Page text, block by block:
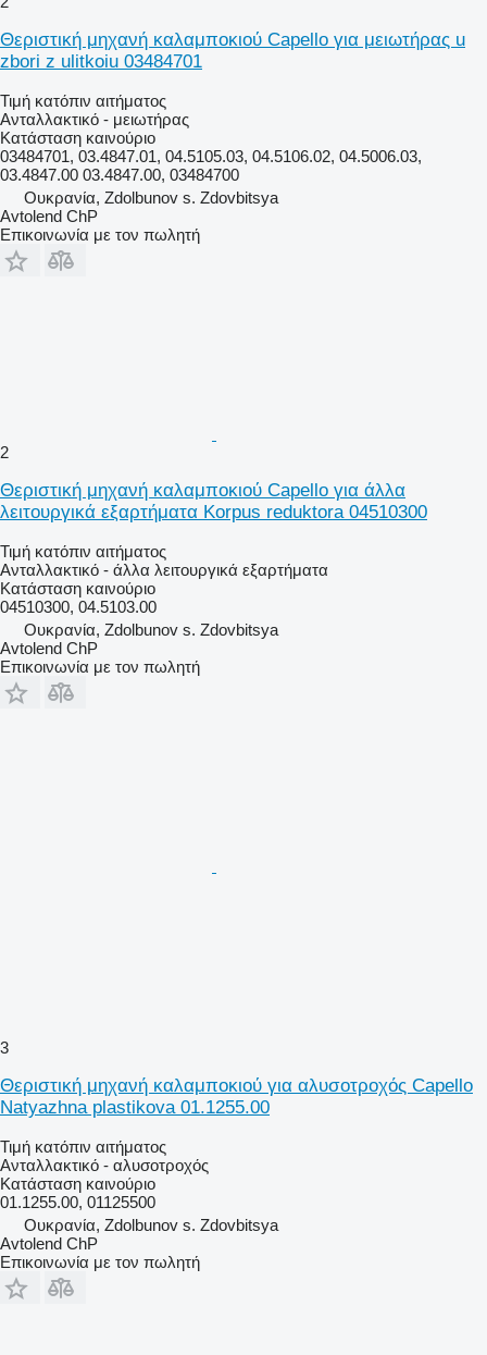
Θεριστική μηχανή καλαμποκιού Capello για μειωτήρας u
zbori z ulitkoiu 03484701
Τιμή κατόπιν αιτήματος
Ανταλλακτικό - μειωτήρας
Κατάσταση καινούριο
03484701, 03.4847.01, 04.5105.03, 04.5106.02, 04.5006.03,
03.4847.00 03.4847.00, 03484700
Ουκρανία, Zdolbunov s. Zdovbitsya
Avtolend ChP
Επικοινωνία με τον πωλητή
2
Θεριστική μηχανή καλαμποκιού Capello για άλλα
λειτουργικά εξαρτήματα Korpus reduktora 04510300
Τιμή κατόπιν αιτήματος
Ανταλλακτικό - άλλα λειτουργικά εξαρτήματα
Κατάσταση καινούριο
04510300, 04.5103.00
Ουκρανία, Zdolbunov s. Zdovbitsya
Avtolend ChP
Επικοινωνία με τον πωλητή
3
Θεριστική μηχανή καλαμποκιού για αλυσοτροχός Capello
Natyazhna plastikova 01.1255.00
Τιμή κατόπιν αιτήματος
Ανταλλακτικό - αλυσοτροχός
Κατάσταση καινούριο
01.1255.00, 01125500
Ουκρανία, Zdolbunov s. Zdovbitsya
Avtolend ChP
Επικοινωνία με τον πωλητή